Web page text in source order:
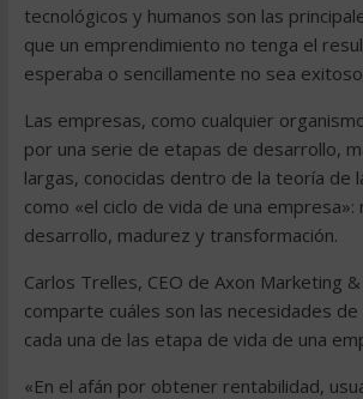
tecnológicos y humanos son las
que un emprendimiento no tenga el
esperaba o sencillamente no sea
Las empresas, como cualquier
por una serie de etapas de desarrollo,
largas, conocidas dentro de la teoría de
como «el ciclo de vida de una empresa»:
desarrollo, madurez y transformación.
Carlos Trelles, CEO de Axon Marketing
comparte cuáles son las necesidades
cada una de las etapa de vida de una
«En el afán por obtener rentabilidad,